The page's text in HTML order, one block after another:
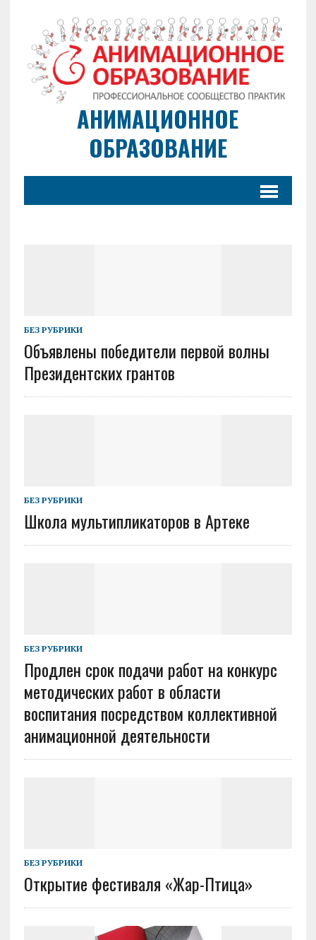
АНИМАЦИОННОЕ
ОБРАЗОВАНИЕ
БЕЗ РУБРИКИ
Объявлены победители первой волны
Президентских грантов
БЕЗ РУБРИКИ
Школа мультипликаторов в Артеке
БЕЗ РУБРИКИ
Продлен срок подачи работ на конкурс
методических работ в области
воспитания посредством коллективной
анимационной деятельности
БЕЗ РУБРИКИ
Открытие фестиваля «Жар-Птица»